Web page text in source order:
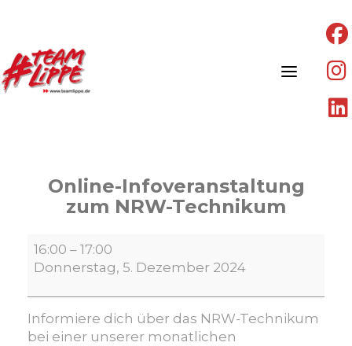
Online-Infoveranstaltung
zum NRW-Technikum
Online-
Infoveranstaltung
NRW-
Technikum
16:00 – 17:00
Donnerstag, 5. Dezember 2024
Informiere dich über das NRW-Technikum
bei einer unserer monatlichen